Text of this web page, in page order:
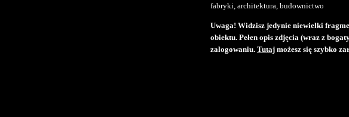
fabryki, architektura, budownictwo
Uwaga! Widzisz jedynie niewielki
obiektu. Pełen opis zdjęcia (wraz z
zalogowaniu. Tutaj możesz się szybko